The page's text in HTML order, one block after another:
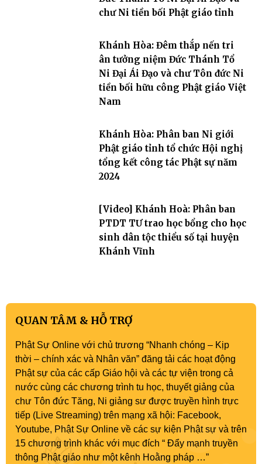
chư Ni tiền bối Phật giáo tỉnh
Khánh Hòa: Đêm thắp nến tri
ân tưởng niệm Đức Thánh Tổ
Ni Đại Ái Đạo và chư Tôn đức Ni
tiền bối hữu công Phật giáo Việt
Nam
Khánh Hòa: Phân ban Ni giới
Phật giáo tỉnh tổ chức Hội nghị
tổng kết công tác Phật sự năm
2024
[Video] Khánh Hoà: Phân ban
PTDT TƯ trao học bổng cho học
sinh dân tộc thiểu số tại huyện
Khánh Vĩnh
QUAN TÂM & HỖ TRỢ
Phật Sự Online với chủ trương “Nhanh chóng – Kịp
thời – chính xác và Nhân văn” đăng tải các hoạt động
Phật sự của các cấp Giáo hội và các tự viện trong cả
nước cùng các chương trình tu học, thuyết giảng của
chư Tôn đức Tăng, Ni giảng sư được truyền hình trực
tiếp (Live Streaming) trên mạng xã hội: Facebook,
Youtube, Phật Sự Online về các sự kiện Phật sự và trên
15 chương trình khác với mục đích “ Đẩy mạnh truyền
thông Phật giáo như một kênh Hoằng pháp …”